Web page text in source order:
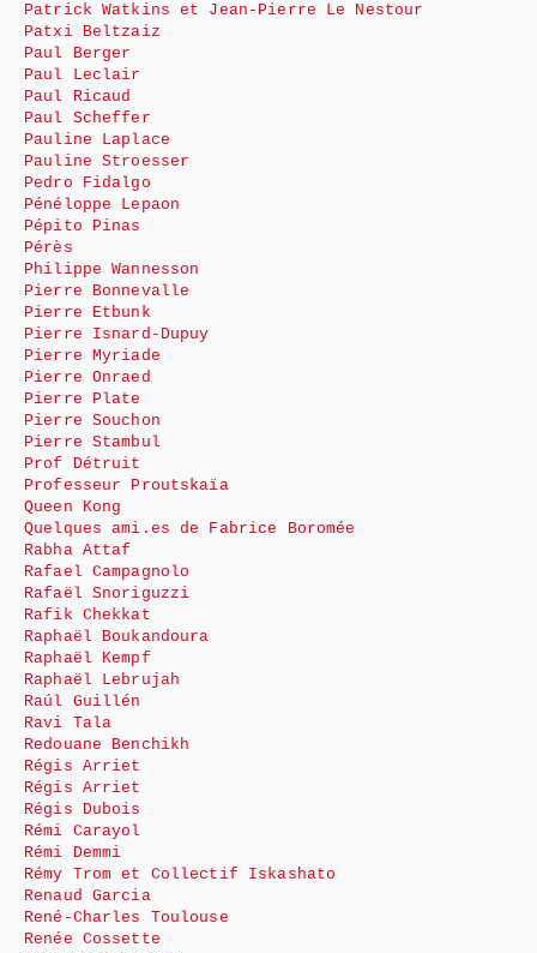
Patrick Watkins et Jean-Pierre Le Nestour
Patxi Beltzaiz
Paul Berger
Paul Leclair
Paul Ricaud
Paul Scheffer
Pauline Laplace
Pauline Stroesser
Pedro Fidalgo
Pénéloppe Lepaon
Pépito Pinas
Pérès
Philippe Wannesson
Pierre Bonnevalle
Pierre Etbunk
Pierre Isnard-Dupuy
Pierre Myriade
Pierre Onraed
Pierre Plate
Pierre Souchon
Pierre Stambul
Prof Détruit
Professeur Proutskaïa
Queen Kong
Quelques ami.es de Fabrice Boromée
Rabha Attaf
Rafael Campagnolo
Rafaël Snoriguzzi
Rafik Chekkat
Raphaël Boukandoura
Raphaël Kempf
Raphaël Lebrujah
Raúl Guillén
Ravi Tala
Redouane Benchikh
Régis Arriet
Régis Arriet
Régis Dubois
Rémi Carayol
Rémi Demmi
Rémy Trom et Collectif Iskashato
Renaud Garcia
René-Charles Toulouse
Renée Cossette